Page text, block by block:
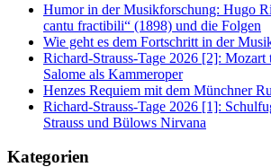
Humor in der Musikforschung: Hugo
cantu fractibili“ (1898) und die Folgen
Wie geht es dem Fortschritt in der
Richard-Strauss-Tage 2026 [2]: Mozart
Salome als Kammeroper
Henzes Requiem mit dem Münchner
Richard-Strauss-Tage 2026 [1]:
Strauss und Bülows Nirvana
Kategorien